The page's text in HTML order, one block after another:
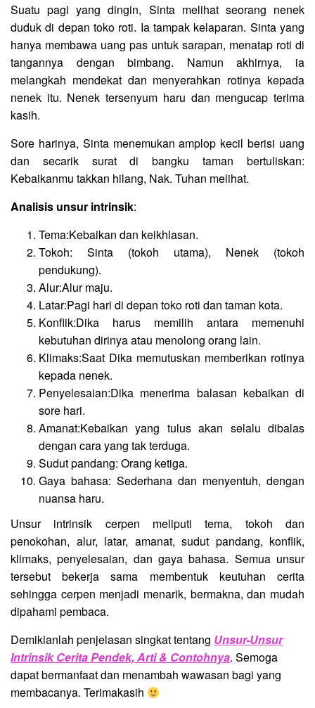
Suatu pagi yang dingin, Sinta melihat seorang nenek
duduk di depan toko roti. Ia tampak kelaparan. Sinta yang
hanya membawa uang pas untuk sarapan, menatap roti di
tangannya dengan bimbang. Namun akhirnya, ia
melangkah mendekat dan menyerahkan rotinya kepada
nenek itu. Nenek tersenyum haru dan mengucap terima
kasih.
Sore harinya, Sinta menemukan amplop kecil berisi uang
dan secarik surat di bangku taman bertuliskan:
Kebaikanmu takkan hilang, Nak. Tuhan melihat.
Analisis unsur intrinsik:
Tema:Kebaikan dan keikhlasan.
Tokoh: Sinta (tokoh utama), Nenek (tokoh
pendukung).
Alur:Alur maju.
Latar:Pagi hari di depan toko roti dan taman kota.
Konflik:Dika harus memilih antara memenuhi
kebutuhan dirinya atau menolong orang lain.
Klimaks:Saat Dika memutuskan memberikan rotinya
kepada nenek.
Penyelesaian:Dika menerima balasan kebaikan di
sore hari.
Amanat:Kebaikan yang tulus akan selalu dibalas
dengan cara yang tak terduga.
Sudut pandang: Orang ketiga.
Gaya bahasa: Sederhana dan menyentuh, dengan
nuansa haru.
Unsur intrinsik cerpen meliputi tema, tokoh dan
penokohan, alur, latar, amanat, sudut pandang, konflik,
klimaks, penyelesaian, dan gaya bahasa. Semua unsur
tersebut bekerja sama membentuk keutuhan cerita
sehingga cerpen menjadi menarik, bermakna, dan mudah
dipahami pembaca.
Demikianlah penjelasan singkat tentang Unsur-Unsur
Intrinsik Cerita Pendek, Arti & Contohnya. Semoga
dapat bermanfaat dan menambah wawasan bagi yang
membacanya. Terimakasih